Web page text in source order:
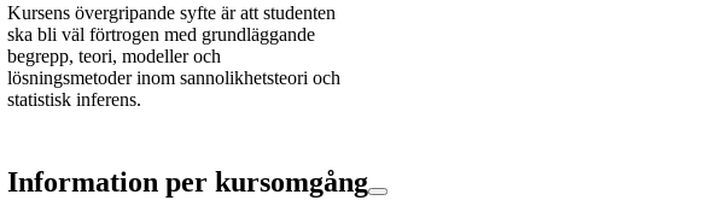
Kursens övergripande syfte är att studenten
ska bli väl förtrogen med grundläggande
begrepp, teori, modeller och
lösningsmetoder inom sannolikhetsteori och
statistisk inferens.
Information per kursomgång